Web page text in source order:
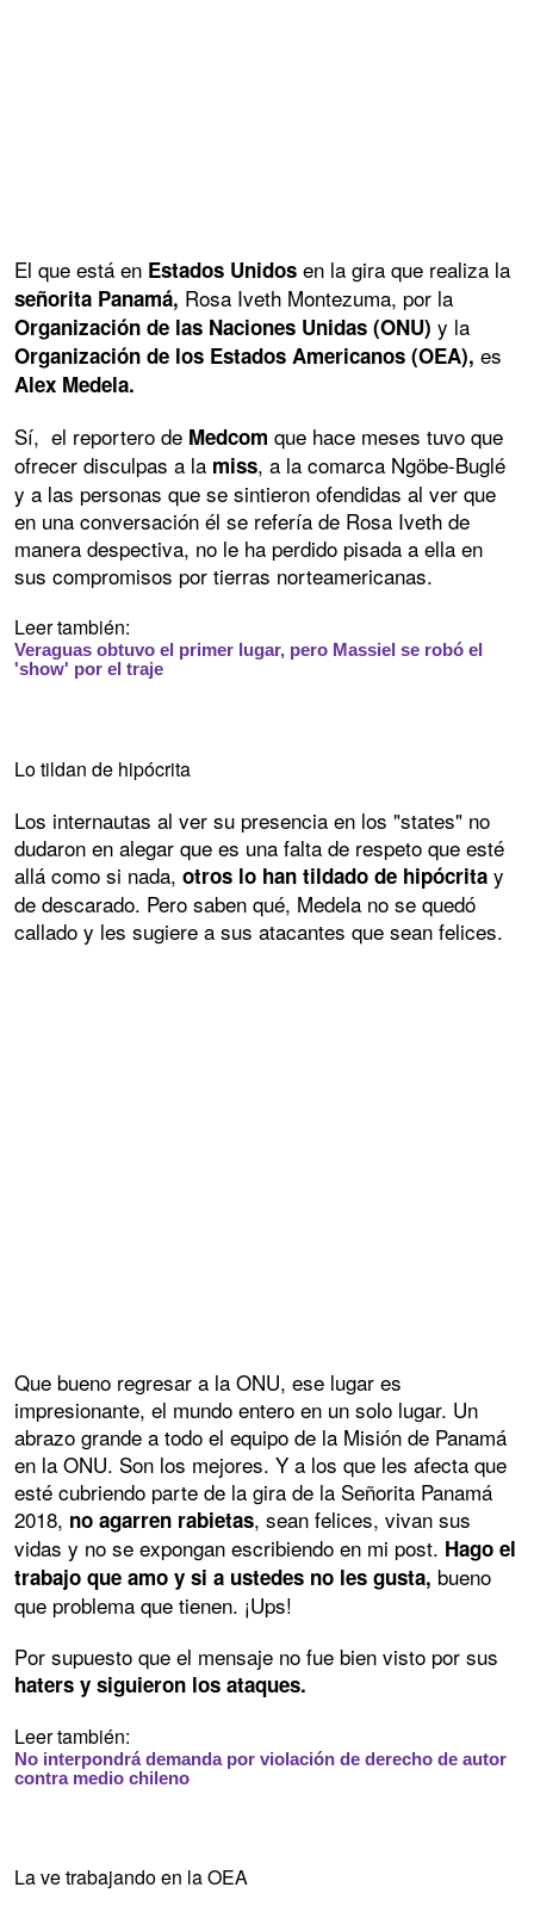
El que está en Estados Unidos en la gira que realiza la
señorita Panamá, Rosa Iveth Montezuma, por la
Organización de las Naciones Unidas (ONU) y la
Organización de los Estados Americanos (OEA), es
Alex Medela.
Sí, el reportero de Medcom que hace meses tuvo que
ofrecer disculpas a la miss, a la comarca Ngöbe-Buglé
y a las personas que se sintieron ofendidas al ver que
en una conversación él se refería de Rosa Iveth de
manera despectiva, no le ha perdido pisada a ella en
sus compromisos por tierras norteamericanas.
Leer también:
Veraguas obtuvo el primer lugar, pero Massiel se robó el
'show' por el traje
Lo tildan de hipócrita
Los internautas al ver su presencia en los "states" no
dudaron en alegar que es una falta de respeto que esté
allá como si nada, otros lo han tildado de hipócrita y
de descarado. Pero saben qué, Medela no se quedó
callado y les sugiere a sus atacantes que sean felices.
Que bueno regresar a la ONU, ese lugar es
impresionante, el mundo entero en un solo lugar. Un
abrazo grande a todo el equipo de la Misión de Panamá
en la ONU. Son los mejores. Y a los que les afecta que
esté cubriendo parte de la gira de la Señorita Panamá
2018, no agarren rabietas, sean felices, vivan sus
vidas y no se expongan escribiendo en mi post. Hago el
trabajo que amo y si a ustedes no les gusta, bueno
que problema que tienen. ¡Ups!
Por supuesto que el mensaje no fue bien visto por sus
haters y siguieron los ataques.
Leer también:
No interpondrá demanda por violación de derecho de autor
contra medio chileno
La ve trabajando en la OEA